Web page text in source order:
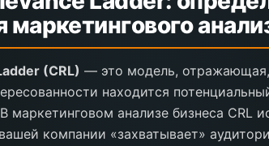
маркетингового
(CRL) — это модель,
находится
маркетинговом анализе бизнеса CRL
компании «захватывает»